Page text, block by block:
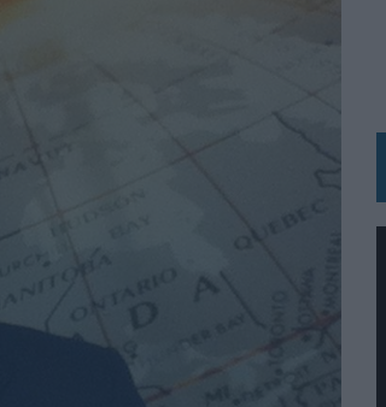
CALIPPO Y SOLERO
EN ACTIVOS CULTURALES Y ECONÓMICOS
INTERNACIONAL
Y LA MEDICIÓN SON DOS CARAS DE LA MISMA
CAPAZ